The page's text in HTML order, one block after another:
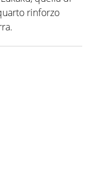
rinforzo